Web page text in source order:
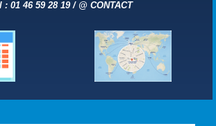
: 01 46 59 28 19 / @ CONTACT